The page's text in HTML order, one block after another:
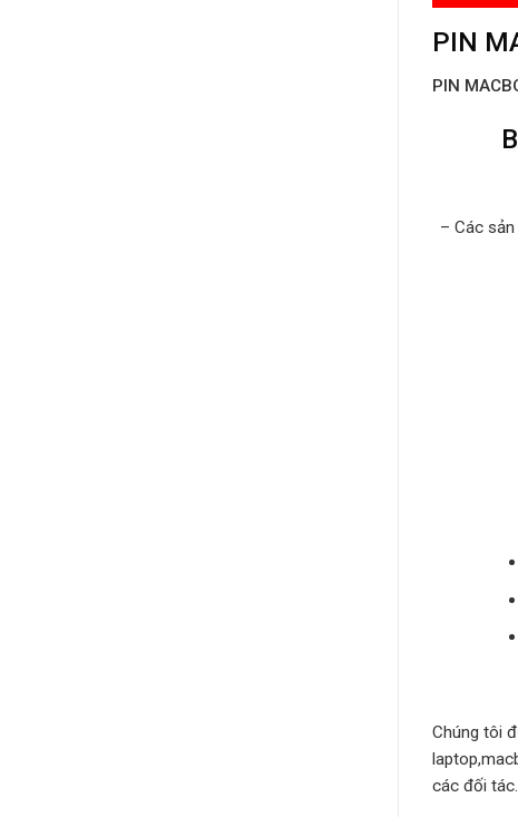
PIN
PIN
– Các
Chúng tôi
các đối tác.